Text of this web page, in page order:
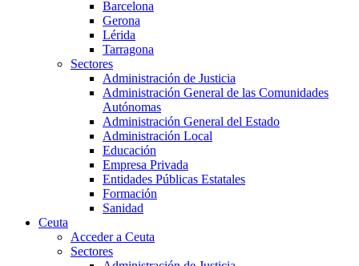
Barcelona
Gerona
Lérida
Tarragona
Sectores
Administración de Justicia
Administración General de las Comunidades
Autónomas
Administración General del Estado
Administración Local
Educación
Empresa Privada
Entidades Públicas Estatales
Formación
Sanidad
Ceuta
Acceder a Ceuta
Sectores